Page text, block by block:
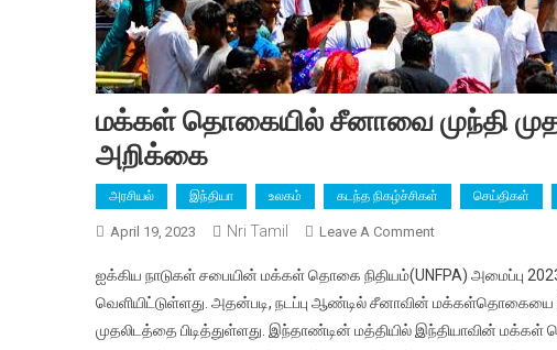
மக்கள் தொகையில் சீனாவை முந்தி
அறிக்கை
அரசியல் இந்தியா உலகம் கடந்த நிகழ்ச்சிகள் செய்திகள்
April 19, 2023 Nri Tamil Leave A CommentOn
தொகையில்
சீனாவை
முந்தி
ஐக்கிய நாடுகள் சபையின் மக்கள் தொகை நிதியம்(UNFPA)
வெளியிட்டுள்ளது. அதன்படி, நடப்பு ஆண்டில் சீனாவின்
முதலிடத்தை பிடித்துள்ளது. இந்தாண்டின் மத்தியில் இந்தியாவின்